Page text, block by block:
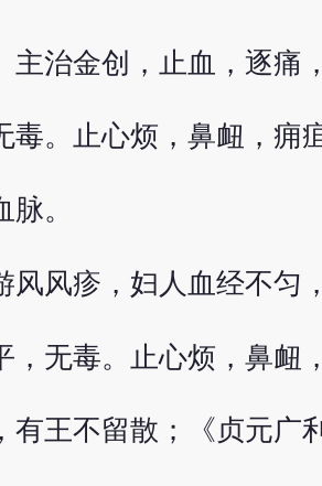
主治金创，止血，逐痛
毒。止心烦，鼻衄，痈
。
风风疹，妇人血经不匀
，无毒。止心烦，鼻衄
有王不留散；《贞元广